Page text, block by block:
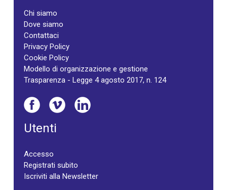
Chi siamo
Dove siamo
Contattaci
Privacy Policy
Cookie Policy
Modello di organizzazione e gestione
Trasparenza - Legge 4 agosto 2017, n. 124
Utenti
Accesso
Registrati subito
Iscriviti alla Newsletter